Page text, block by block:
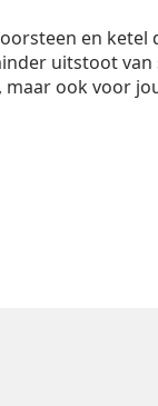
en ketel
uitstoot van
ook voor